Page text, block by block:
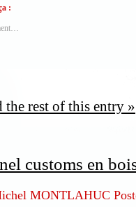
:
the rest of this entry »
customs en
MONTLAHUC